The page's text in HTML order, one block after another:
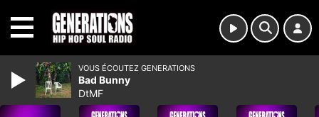
VOUS ÉCOUTEZ GENERATIONS
Bad Bunny
DtMF